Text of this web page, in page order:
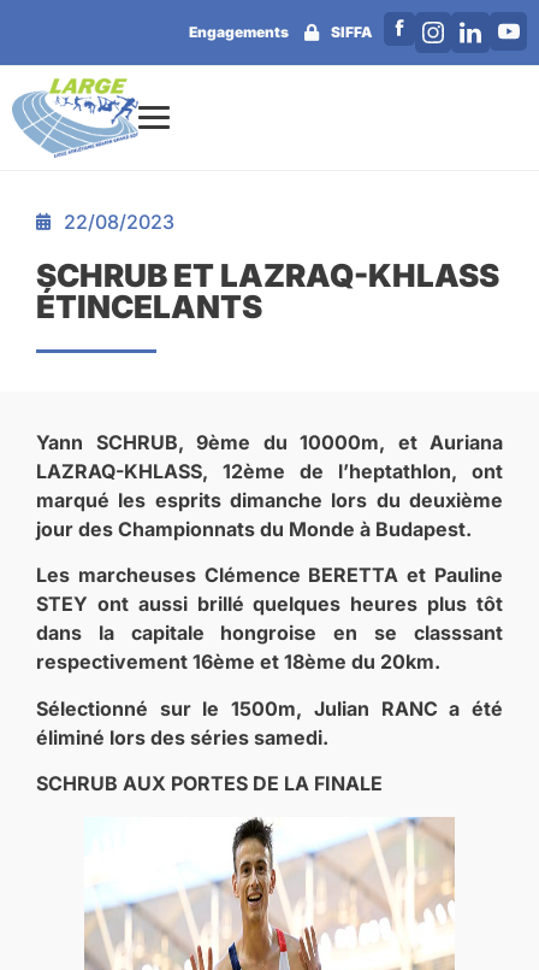
Engagements SIFFA
22/08/2023
SCHRUB ET LAZRAQ-KHLASS
ÉTINCELANTS
Yann SCHRUB, 9ème du 10000m, et Auriana
LAZRAQ-KHLASS, 12ème de l’heptathlon, ont
marqué les esprits dimanche lors du deuxième
jour des Championnats du Monde à Budapest.
Les marcheuses Clémence BERETTA et Pauline
STEY ont aussi brillé quelques heures plus tôt
dans la capitale hongroise en se classsant
respectivement 16ème et 18ème du 20km.
Sélectionné sur le 1500m, Julian RANC a été
éliminé lors des séries samedi.
SCHRUB AUX PORTES DE LA FINALE